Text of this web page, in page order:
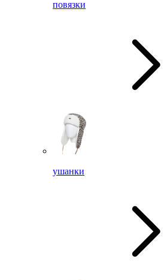
повязки
ушанки